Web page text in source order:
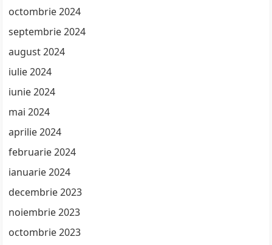
octombrie 2024
septembrie 2024
august 2024
iulie 2024
iunie 2024
mai 2024
aprilie 2024
februarie 2024
ianuarie 2024
decembrie 2023
noiembrie 2023
octombrie 2023